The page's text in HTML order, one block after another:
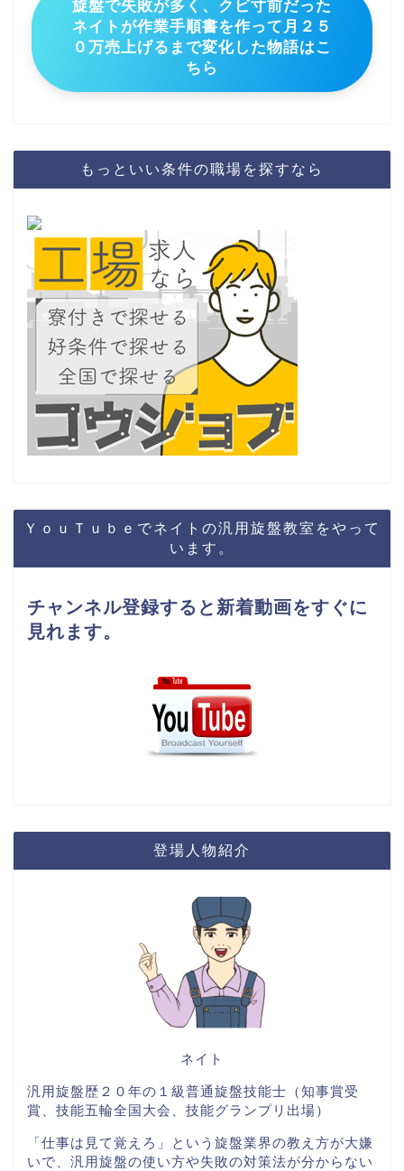
旋盤で失敗が多く、クビ寸前だった
ネイトが作業手順書を作って月２５
０万売上げるまで変化した物語はこ
ちら
もっといい条件の職場を探すなら
ＹｏｕＴｕｂｅでネイトの汎用旋盤教室をやって
います。
チャンネル登録すると新着動画をすぐに
見れます。
登場人物紹介
ネイト
汎用旋盤歴２０年の１級普通旋盤技能士（知事賞受
賞、技能五輪全国大会、技能グランプリ出場）
「仕事は見て覚えろ」という旋盤業界の教え方が大嫌
いで、汎用旋盤の使い方や失敗の対策法が分からない